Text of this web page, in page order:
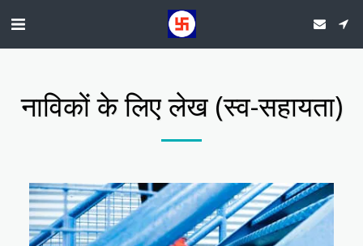
नाविकों के लिए लेख (स्व-सहायता)